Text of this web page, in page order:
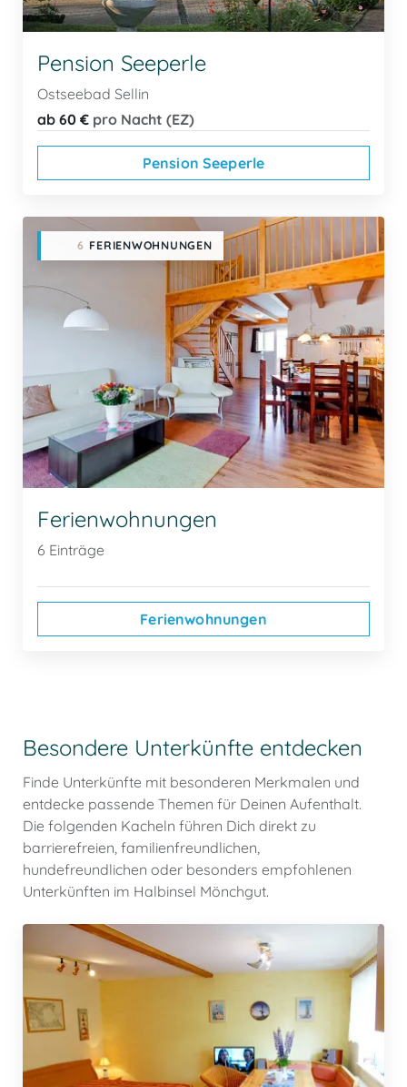
Pension Seeperle
Ostseebad Sellin
ab 60 € pro Nacht (EZ)
Pension Seeperle
6 FERIENWOHNUNGEN
Ferienwohnungen
6 Einträge
Ferienwohnungen
Besondere Unterkünfte entdecken
Finde Unterkünfte mit besonderen Merkmalen und
entdecke passende Themen für Deinen Aufenthalt.
Die folgenden Kacheln führen Dich direkt zu
barrierefreien, familienfreundlichen,
hundefreundlichen oder besonders empfohlenen
Unterkünften im Halbinsel Mönchgut.